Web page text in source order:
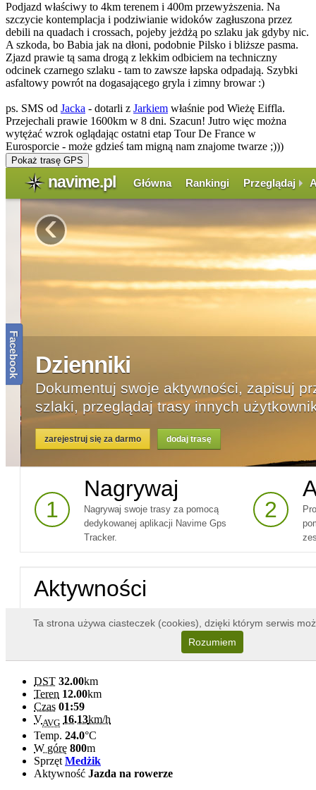
Podjazd właściwy to 4km terenem i 400m przewyższenia. Na
szczycie kontemplacja i podziwianie widoków zagłuszona przez
debili na quadach i crossach, pojeby jeżdżą po szlaku jak gdyby nic.
A szkoda, bo Babia jak na dłoni, podobnie Pilsko i bliższe pasma.
Zjazd prawie tą sama drogą z lekkim odbiciem na techniczny
odcinek czarnego szlaku - tam to zawsze łapska odpadają. Szybki
asfaltowy powrót na dogasającego gryla i zimny browar :)
ps. SMS od Jacka - dotarli z Jarkiem właśnie pod Wieżę Eiffla.
Przejechali prawie 1600km w 8 dni. Szacun! Jutro więc można
wytężać wzrok oglądając ostatni etap Tour De France w
Eurosporcie - może gdzieś tam migną nam znajome twarze ;)))
Pokaż trasę GPS
DST 32.00km
Teren 12.00km
Czas 01:59
VAVG 16.13km/h
Temp. 24.0°C
W górę 800m
Sprzęt Medżik
Aktywność Jazda na rowerze